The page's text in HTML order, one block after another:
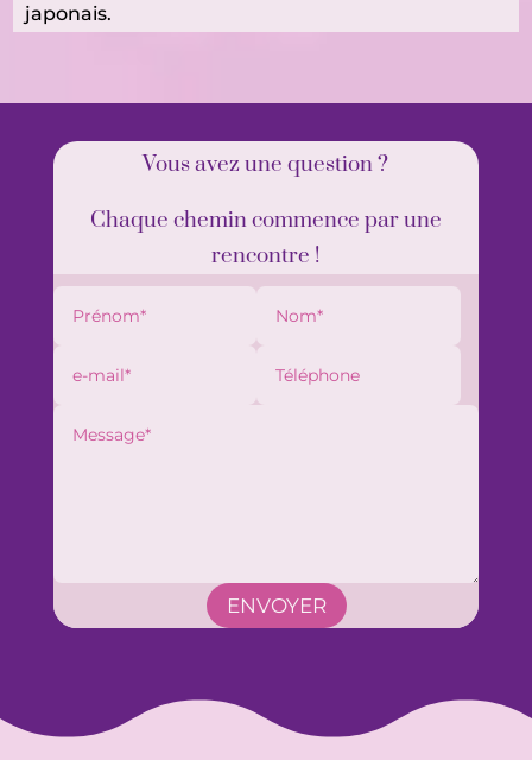
japonais.
Vous avez une question ?
Chaque chemin commence par une
rencontre !
ENVOYER